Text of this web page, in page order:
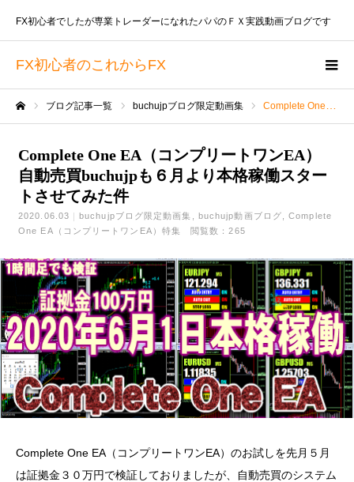
FX初心者のこれからFX
FX初心者でしたが専業トレーダーになれたパパのＦＸ実践動画ブログです
ブログ記事一覧 buchujpブログ限定動画集 Complete One EA（コンプリートワンEA）自動売買buchujpも６月より本格稼働スタートさせてみた件
Complete One EA（コンプリートワンEA）
自動売買buchujpも６月より本格稼働スター
トさせてみた件
2020.06.03 buchujpブログ限定動画集 buchujp動画ブログ
Complete
One EA（コンプリートワンEA）特集
閲覧数：265
Complete One EA（コンプリートワンEA）のお試しを先月５月
は証拠金３０万円で検証しておりましたが、自動売買のシステム